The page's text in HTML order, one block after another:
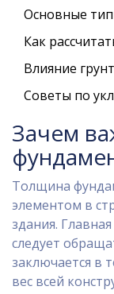
Основные
Как
Влияние
Советы по
Зачем
Толщина
элементом в
здания.
следует
заключается в
вес всей